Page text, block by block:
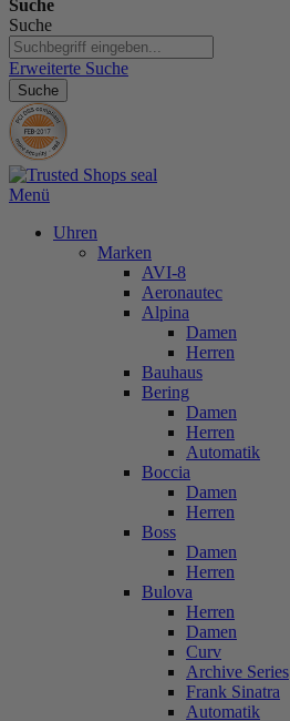
Suche
Suche
Erweiterte Suche
Suche
Menü
Uhren
Marken
AVI-8
Aeronautec
Alpina
Damen
Herren
Bauhaus
Bering
Damen
Herren
Automatik
Boccia
Damen
Herren
Boss
Damen
Herren
Bulova
Herren
Damen
Curv
Archive Series
Frank Sinatra
Automatik